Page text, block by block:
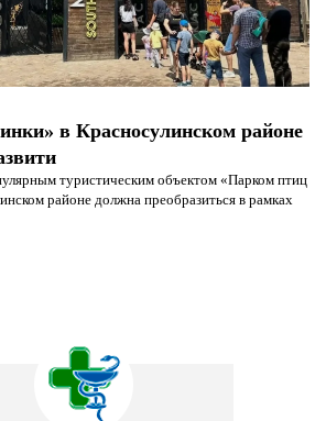
в Красносулинском районе
туристическим объектом «Парком птиц
районе должна преобразиться в рамках